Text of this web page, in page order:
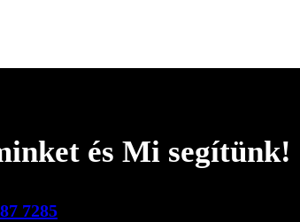
és Mi segítünk!
7285